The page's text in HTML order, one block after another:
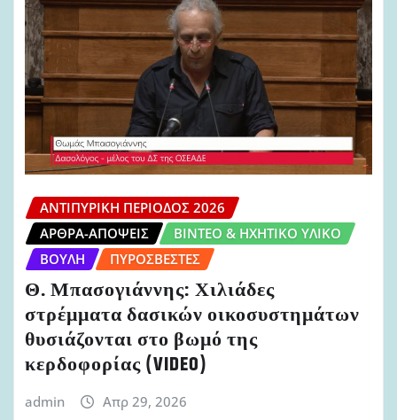
ΑΝΤΙΠΥΡΙΚΉ ΠΕΡΊΟΔΟΣ 2026
ΆΡΘΡΑ-ΑΠΌΨΕΙΣ
ΒΊΝΤΕΟ & ΗΧΗΤΙΚΌ ΥΛΙΚΌ
ΒΟΥΛΉ
ΠΥΡΟΣΒΈΣΤΕΣ
Θ. Μπασογιάννης: Χιλιάδες
στρέμματα δασικών οικοσυστημάτων
θυσιάζονται στο βωμό της
κερδοφορίας (VIDEO)
admin Απρ 29, 2026